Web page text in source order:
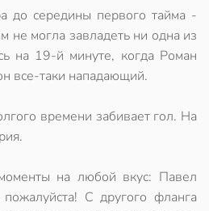
до середины первого тайма -
не могла завладеть ни одна из
на 19-й минуте, когда Роман
все-таки нападающий.
времени забивает гол. На
на любой вкус: Павел
С другого фланга